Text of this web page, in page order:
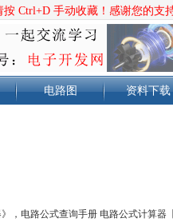
按 Ctrl+D 手动收藏！感谢您的支持
电路图 资料下载
电路公式查询手册 电路公式计算器